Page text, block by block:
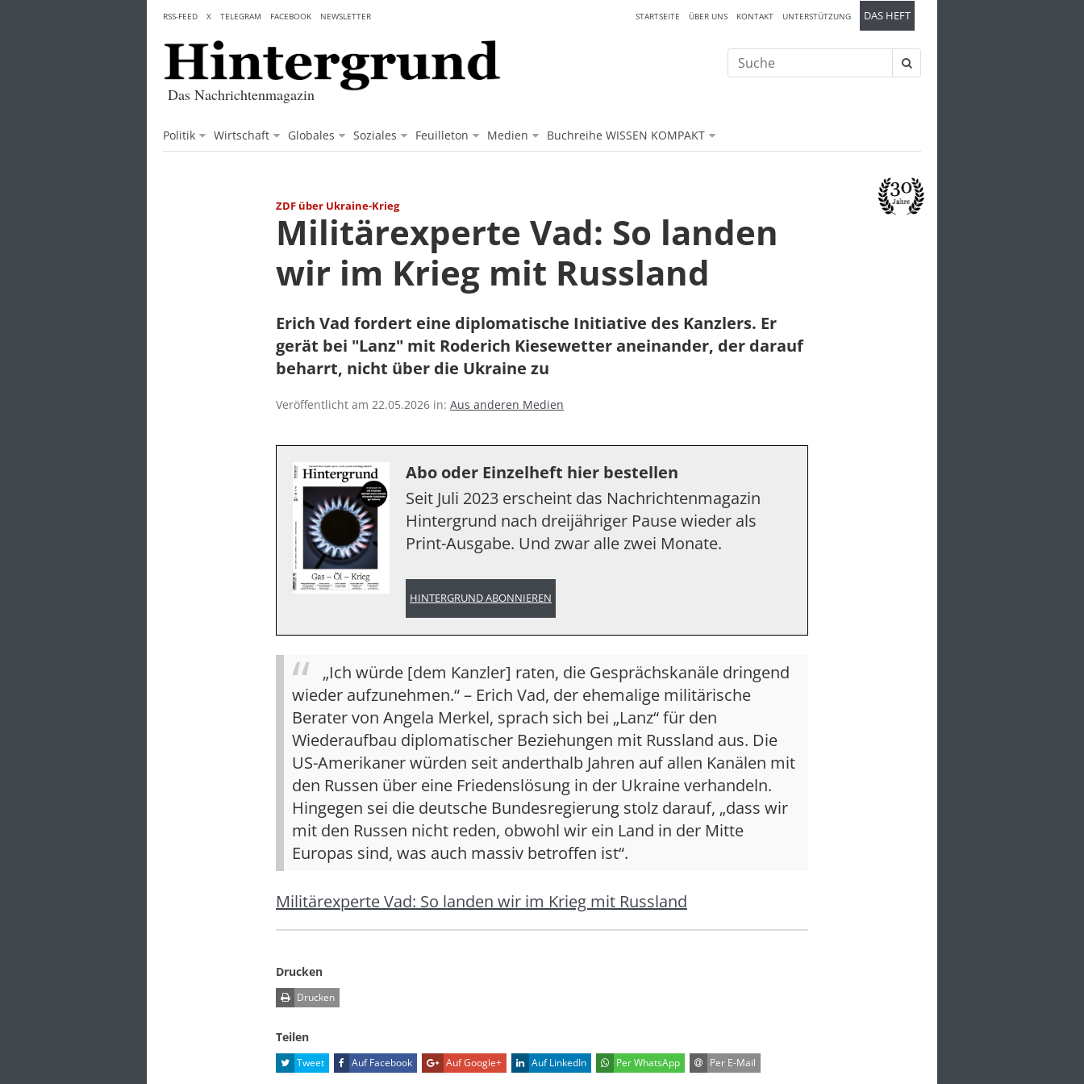
content
Das Nachrichtenmagazin
Politik Wirtschaft Globales Soziales Feuilleton Medien Buchreihe WISSEN KOMPAKT
STARTSEITE ÜBER UNS KONTAKT UNTERSTÜTZUNG DAS HEFT
RSS-FEED X TELEGRAM FACEBOOK NEWSLETTER
Suche
nach:
ZDF über Ukraine-Krieg
Militärexperte Vad: So landen
wir im Krieg mit Russland
Erich Vad fordert eine diplomatische Initiative des Kanzlers. Er
gerät bei "Lanz" mit Roderich Kiesewetter aneinander, der darauf
beharrt, nicht über die Ukraine zu
Veröffentlicht am 22.05.2026 in: Aus anderen Medien
Abo oder Einzelheft hier bestellen
Seit Juli 2023 erscheint das Nachrichtenmagazin
Hintergrund nach dreijähriger Pause wieder als
Print-Ausgabe. Und zwar alle zwei Monate.
HINTERGRUND ABONNIEREN
„Ich würde [dem Kanzler] raten, die Gesprächskanäle dringend
wieder aufzunehmen.“ – Erich Vad, der ehemalige militärische
Berater von Angela Merkel, sprach sich bei „Lanz“ für den
Wiederaufbau diplomatischer Beziehungen mit Russland aus. Die
US-Amerikaner würden seit anderthalb Jahren auf allen Kanälen mit
den Russen über eine Friedenslösung in der Ukraine verhandeln.
Hingegen sei die deutsche Bundesregierung stolz darauf, „dass wir
mit den Russen nicht reden, obwohl wir ein Land in der Mitte
Europas sind, was auch massiv betroffen ist“.
Militärexperte Vad: So landen wir im Krieg mit Russland
Drucken
Drucken
Teilen
Tweet Auf Facebook Auf Google+ Auf LinkedIn Per WhatsApp Per E-Mail